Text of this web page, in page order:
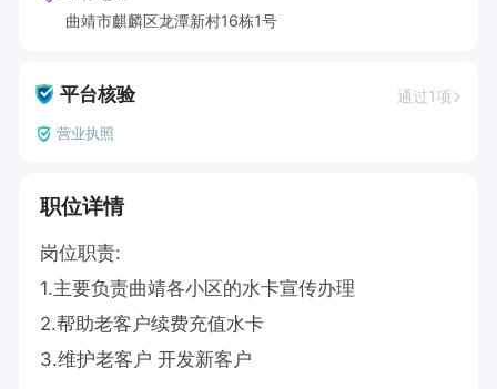
曲靖市麒麟区龙潭新村16栋1号
平台核验 通过1项
营业执照
职位详情
岗位职责:
1.主要负责曲靖各小区的水卡宣传办理
2.帮助老客户续费充值水卡
3.维护老客户 开发新客户